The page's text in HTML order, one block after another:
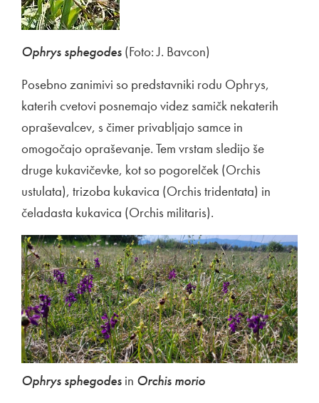
Ophrys sphegodes (Foto: J. Bavcon)
Posebno zanimivi so predstavniki rodu Ophrys,
katerih cvetovi posnemajo videz samičk nekaterih
opraševalcev, s čimer privabljajo samce in
omogočajo opraševanje. Tem vrstam sledijo še
druge kukavičevke, kot so pogorelček (Orchis
ustulata), trizoba kukavica (Orchis tridentata) in
čeladasta kukavica (Orchis militaris).
Ophrys sphegodes in Orchis morio